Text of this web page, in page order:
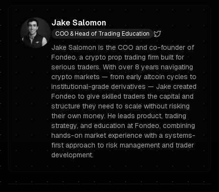
Jake Salomon
COO & Head of Trading Education
Jake Salomon is the COO and co-founder of
Fondeo, a crypto prop trading firm built for
serious traders. With over 8 years navigating
crypto markets — from early altcoin cycles to
institutional-grade derivatives — Jake created
Fondeo to give skilled traders the capital and
structure they need to scale without risking
their own money. He leads product, trading
strategy, and education at Fondeo, combining
hands-on market experience with a systems-
first approach to risk management and trader
development.